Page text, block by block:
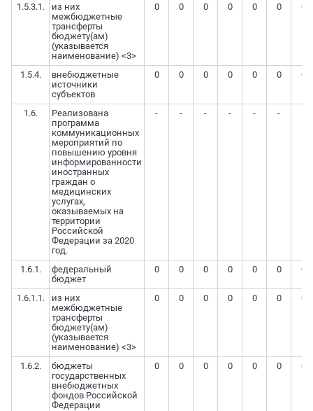
1.5.3.1.
из них
межбюджетные
трансферты
бюджету(ам)
(указывается
наименование) <3>
0 0 0 0 0 0 0
1.5.4.
внебюджетные
источники
субъектов
0 0 0 0 0 0 0
1.6.
Реализована
программа
коммуникационных
мероприятий по
повышению уровня
информированности
иностранных
граждан о
медицинских
услугах,
оказываемых на
территории
Российской
Федерации за 2020
год.
- - - - - -
1.6.1.
федеральный
бюджет
0 0 0 0 0 0 0
1.6.1.1.
из них
межбюджетные
трансферты
бюджету(ам)
(указывается
наименование) <3>
0 0 0 0 0 0 0
1.6.2.
бюджеты
государственных
внебюджетных
фондов Российской
Федерации
0 0 0 0 0 0 0